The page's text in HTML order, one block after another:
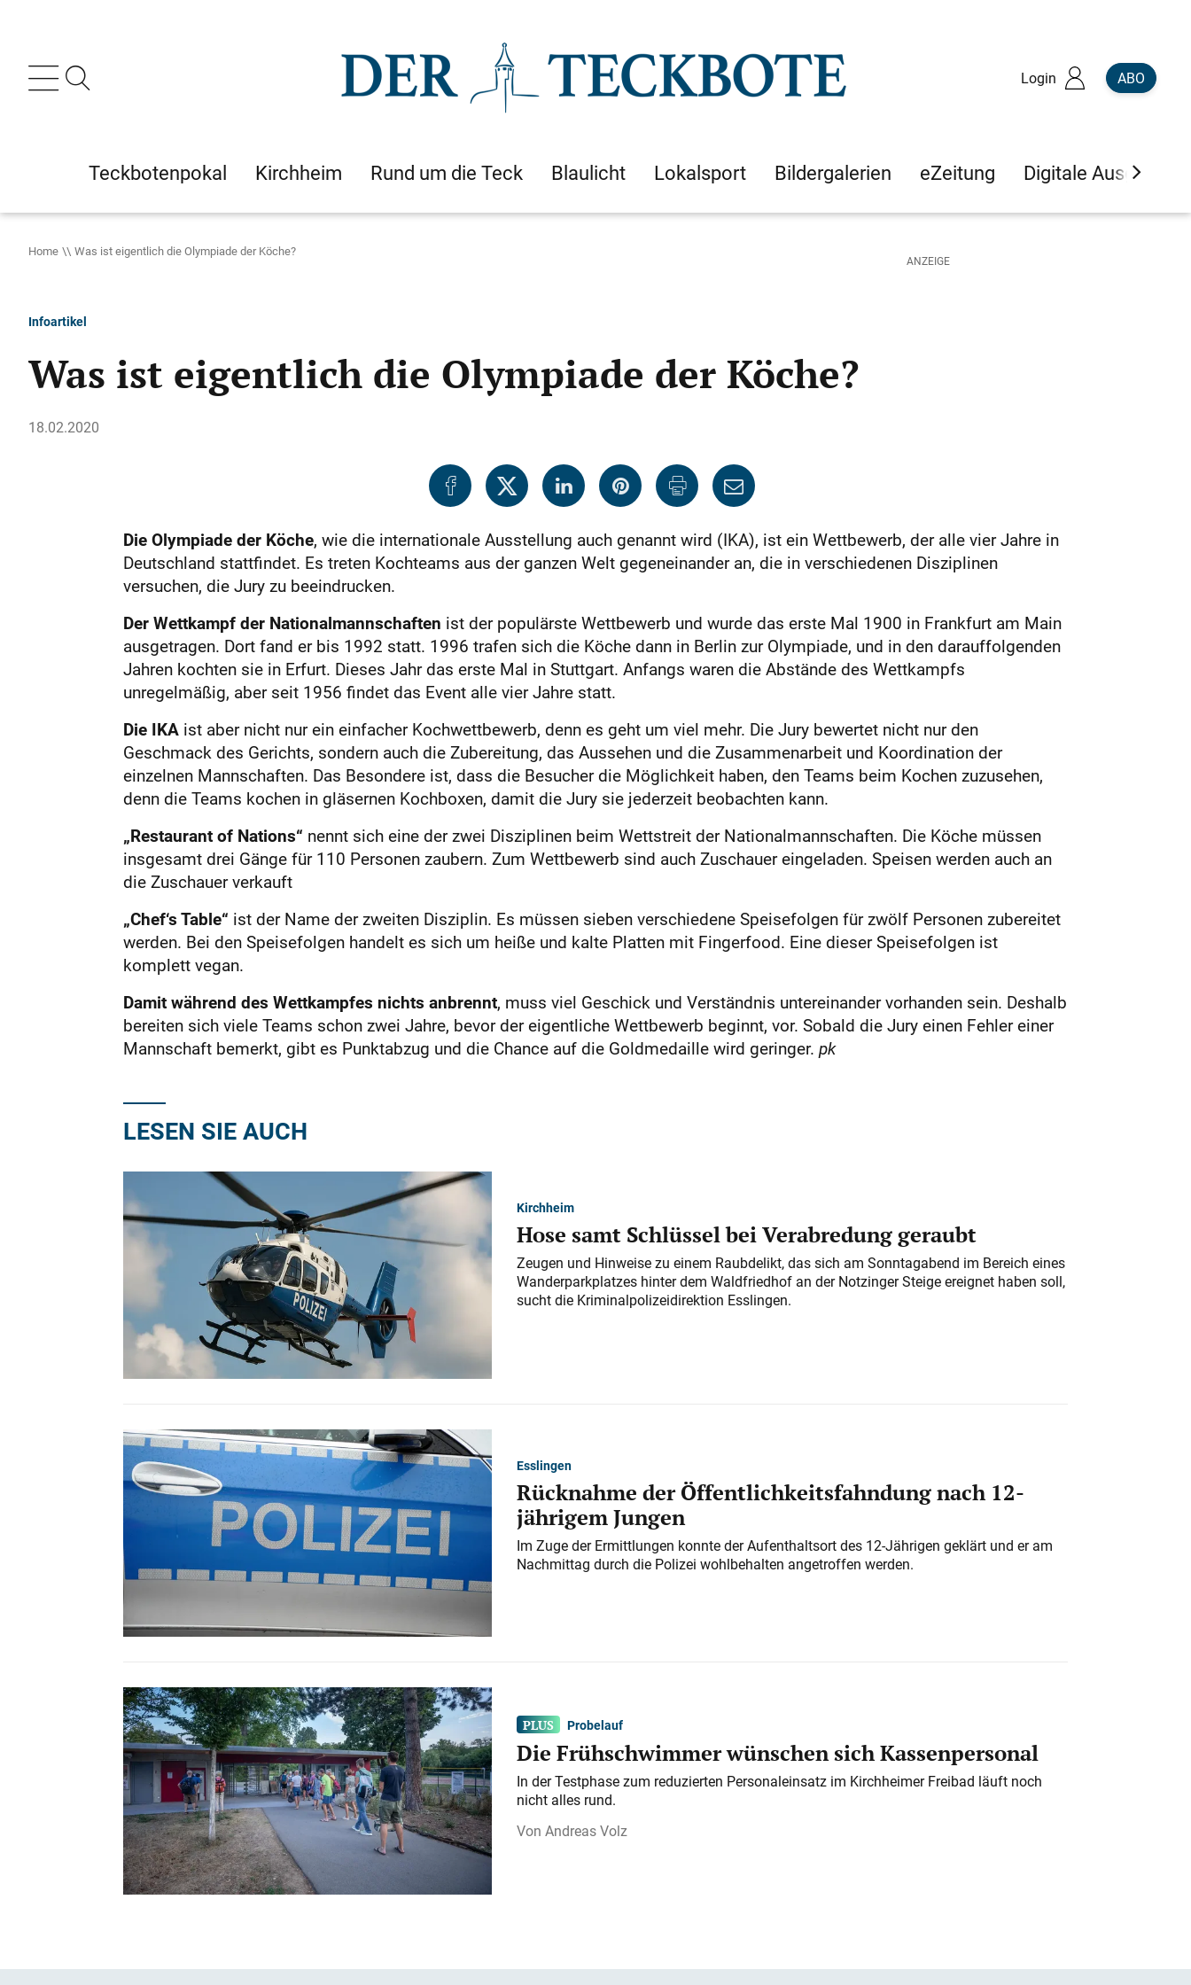
Login ABO
Teckbotenpokal Kirchheim Rund um die Teck Blaulicht Lokalsport Bildergalerien eZeitung Digitale Ausgaben
Home Was ist eigentlich die Olympiade der Köche?
Infoartikel
Was ist eigentlich die Olympiade der Köche?
18.02.2020
Die Olympiade der Köche, wie die internationale Ausstellung auch genannt wird (IKA), ist ein Wettbewerb, der alle vier Jahre in
Deutschland stattfindet. Es treten Kochteams aus der ganzen Welt gegeneinander an, die in verschiedenen Disziplinen
versuchen, die Jury zu beeindrucken.
Der Wettkampf der Nationalmannschaften ist der populärste Wettbewerb und wurde das erste Mal 1900 in Frankfurt am Main
ausgetragen. Dort fand er bis 1992 statt. 1996 trafen sich die Köche dann in Berlin zur Olympiade, und in den darauffolgenden
Jahren kochten sie in Erfurt. Dieses Jahr das erste Mal in Stuttgart. Anfangs waren die Abstände des Wettkampfs
unregelmäßig, aber seit 1956 findet das Event alle vier Jahre statt.
Die IKAist aber nicht nur ein einfacher Kochwettbewerb, denn es geht um viel mehr. Die Jury bewertet nicht nur den
Geschmack des Gerichts, sondern auch die Zubereitung, das Aussehen und die Zusammenarbeit und Koordination der
einzelnen Mannschaften. Das Besondere ist, dass die Besucher die Möglichkeit haben, den Teams beim Kochen zuzusehen,
denn die Teams kochen in gläsernen Kochboxen, damit die Jury sie jederzeit beobachten kann.
„Restaurant of Nations“ nennt sich eine der zwei Disziplinen beim Wettstreit der Nationalmannschaften. Die Köche müssen
insgesamt drei Gänge für 110 Personen zaubern. Zum Wettbewerb sind auch Zuschauer eingeladen. Speisen werden auch an
die Zuschauer verkauft
„Chef‘s Table“ ist der Name der zweiten Disziplin. Es müssen sieben verschiedene Speisefolgen für zwölf Personen zubereitet
werden. Bei den Speisefolgen handelt es sich um heiße und kalte Platten mit Fingerfood. Eine dieser Speisefolgen ist
komplett vegan.
Damit während des Wettkampfes nichts anbrennt, muss viel Geschick und Verständnis untereinander vorhanden sein. Deshalb
bereiten sich viele Teams schon zwei Jahre, bevor der eigentliche Wettbewerb beginnt, vor. Sobald die Jury einen Fehler einer
Mannschaft bemerkt, gibt es Punktabzug und die Chance auf die Goldmedaille wird geringer. pk
LESEN SIE AUCH
Kirchheim
Hose samt Schlüssel bei Verabredung geraubt
Zeugen und Hinweise zu einem Raubdelikt, das sich am Sonntagabend im Bereich eines
Wanderparkplatzes hinter dem Waldfriedhof an der Notzinger Steige ereignet haben soll,
sucht die Kriminalpolizeidirektion Esslingen.
Esslingen
Rücknahme der Öffentlichkeitsfahndung nach 12-
jährigem Jungen
Im Zuge der Ermittlungen konnte der Aufenthaltsort des 12-Jährigen geklärt und er am
Nachmittag durch die Polizei wohlbehalten angetroffen werden.
Probelauf
Die Frühschwimmer wünschen sich Kassenpersonal
In der Testphase zum reduzierten Personaleinsatz im Kirchheimer Freibad läuft noch
nicht alles rund.
Andreas Volz